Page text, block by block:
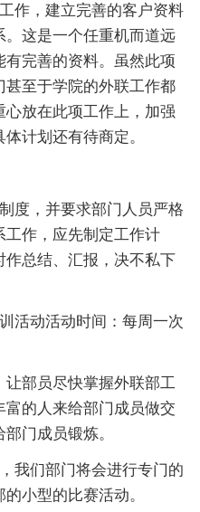
，建立完善的客户资料
这是一个任重机而道远
完善的资料。虽然此项
至于学院的外联工作都
放在此项工作上，加强
计划还有待商定。
，并要求部门人员严格
工作，应先制定工作计
总结、汇报，决不私下
动活动时间：每周一次
部员尽快掌握外联部工
的人来给部门成员做交
门成员锻炼。
们部门将会进行专门的
小型的比赛活动。